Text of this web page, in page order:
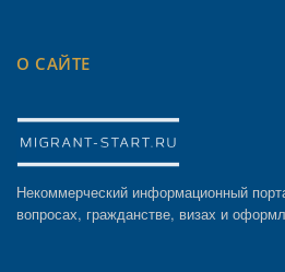
О САЙТЕ
Некоммерческий информационный
вопросах, гражданстве, визах и